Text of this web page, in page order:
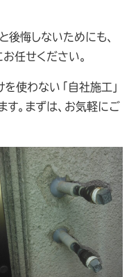
後悔しないためにも、
任せください。
を使わない「自社施工」
。まずは、お気軽にご